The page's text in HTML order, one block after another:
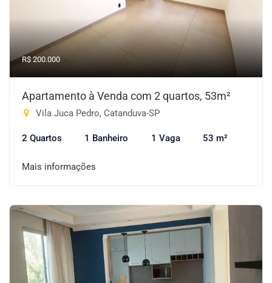
R$ 200.000
Apartamento à Venda com 2 quartos, 53m²
Vila Juca Pedro, Catanduva-SP
2 Quartos 1 Banheiro 1 Vaga 53 m²
Mais informações